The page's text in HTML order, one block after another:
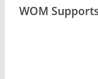
WOM